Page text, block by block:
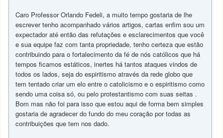
Caro Professor Orlando Fedeli, a muito tempo gostaria de lhe
escrever tenho acompanhado vários artigos, cartas enfim sou um
expectador até então das refutações e esclarecimentos que você
e sua equipe faz com tanta propriedade, tenho certeza que estão
contribuindo para o fortalecimento da fé de nós católicos que há
tempos ficamos estáticos, inertes há tantos ataques vindos de
todos os lados, seja do espiritismo através da rede globo que
tem tentado criar um elo entre o catolicismo e o espiritismo como
sendo uma coisa só, ou pelo protestantismo com suas seitas .
Bom mas não foi para isso que estou aqui de forma bem simples
gostaria de agradecer do fundo do meu coração por todas as
contribuições que tem nos dado.